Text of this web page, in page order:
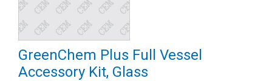
GreenChem Plus Full Vessel
Accessory Kit, Glass